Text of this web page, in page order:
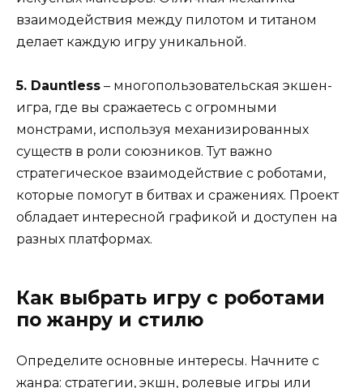
взаимодействия между пилотом и титаном
делает каждую игру уникальной.
5. Dauntless – многопользовательская экшен-
игра, где вы сражаетесь с огромными
монстрами, используя механизированных
существ в роли союзников. Тут важно
стратегическое взаимодействие с роботами,
которые помогут в битвах и сражениях. Проект
обладает интересной графикой и доступен на
разных платформах.
Как выбрать игру с роботами
по жанру и стилю
Определите основные интересы. Начните с
жанра: стратегии, экшн, ролевые игры или